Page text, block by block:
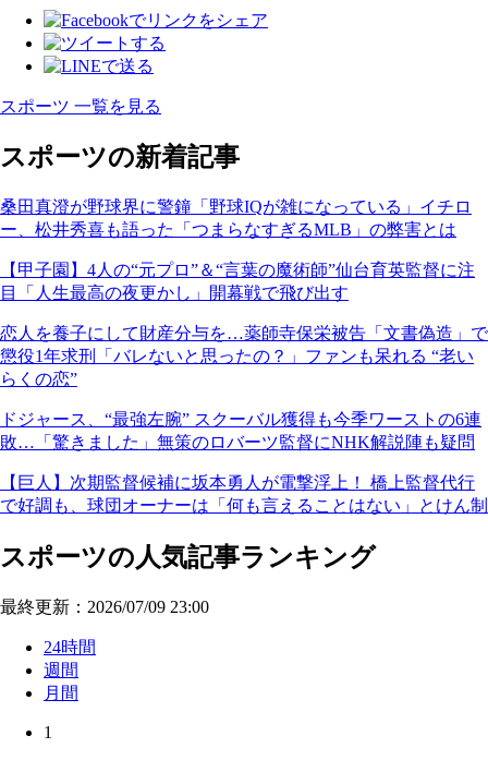
スポーツ 一覧を見る
スポーツの新着記事
桑田真澄が野球界に警鐘「野球IQが雑になっている」イチロ
ー、松井秀喜も語った「つまらなすぎるMLB」の弊害とは
【甲子園】4人の“元プロ”＆“言葉の魔術師”仙台育英監督に注
目「人生最高の夜更かし」開幕戦で飛び出す
恋人を養子にして財産分与を…薬師寺保栄被告「文書偽造」で
懲役1年求刑「バレないと思ったの？」ファンも呆れる “老い
らくの恋”
ドジャース、“最強左腕” スクーバル獲得も今季ワーストの6連
敗…「驚きました」無策のロバーツ監督にNHK解説陣も疑問
【巨人】次期監督候補に坂本勇人が電撃浮上！ 橋上監督代行
で好調も、球団オーナーは「何も言えることはない」とけん制
スポーツの人気記事ランキング
最終更新：2026/07/09 23:00
24時間
週間
月間
1